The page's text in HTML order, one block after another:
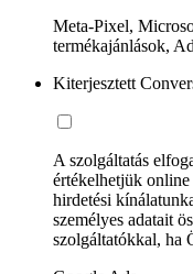
Meta-Pixel,
termékajánlások,
Kiterjesztett
A szolgáltatás
értékelhetjük
hirdetési
személyes adatait
szolgáltatókkal, ha